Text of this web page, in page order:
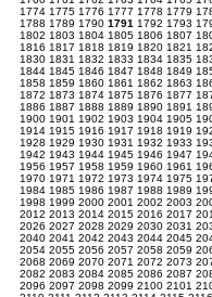
1774 1775 1776 1777 1778 1779
1788 1789 1790 1791 1792 1793
1802 1803 1804 1805 1806 1807
1816 1817 1818 1819 1820 1821
1830 1831 1832 1833 1834 1835
1844 1845 1846 1847 1848 1849
1858 1859 1860 1861 1862 1863
1872 1873 1874 1875 1876 1877
1886 1887 1888 1889 1890 1891
1900 1901 1902 1903 1904 1905
1914 1915 1916 1917 1918 1919
1928 1929 1930 1931 1932 1933
1942 1943 1944 1945 1946 1947
1956 1957 1958 1959 1960 1961
1970 1971 1972 1973 1974 1975
1984 1985 1986 1987 1988 1989
1998 1999 2000 2001 2002 2003
2012 2013 2014 2015 2016 2017
2026 2027 2028 2029 2030 2031
2040 2041 2042 2043 2044 2045
2054 2055 2056 2057 2058 2059
2068 2069 2070 2071 2072 2073
2082 2083 2084 2085 2086 2087
2096 2097 2098 2099 2100 2101